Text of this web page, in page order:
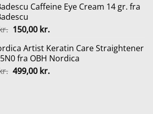
pris
var:
599,00 kr..
pris
399,00 kr..
Caffeine Eye Cream 14 gr. fra
Den
pris
var:
199,00 kr..
150,00 kr.Den
pris
er:
150,00 kr..
Artist Keratin Care Straightener
fra OBH Nordica
Den
499,00 kr.Den